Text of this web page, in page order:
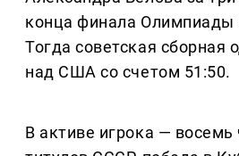
конца финала
Тогда советская сборная
над США со счетом 51:50.
В активе игрока —